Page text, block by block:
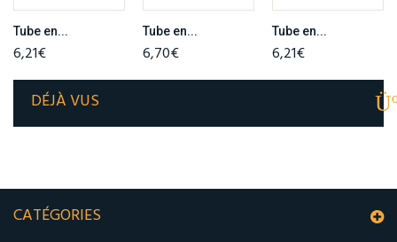
Tube en...
6,21€
Tube en...
6,70€
Tube en...
6,21€
DÉJÀ VUS
CATÉGORIES